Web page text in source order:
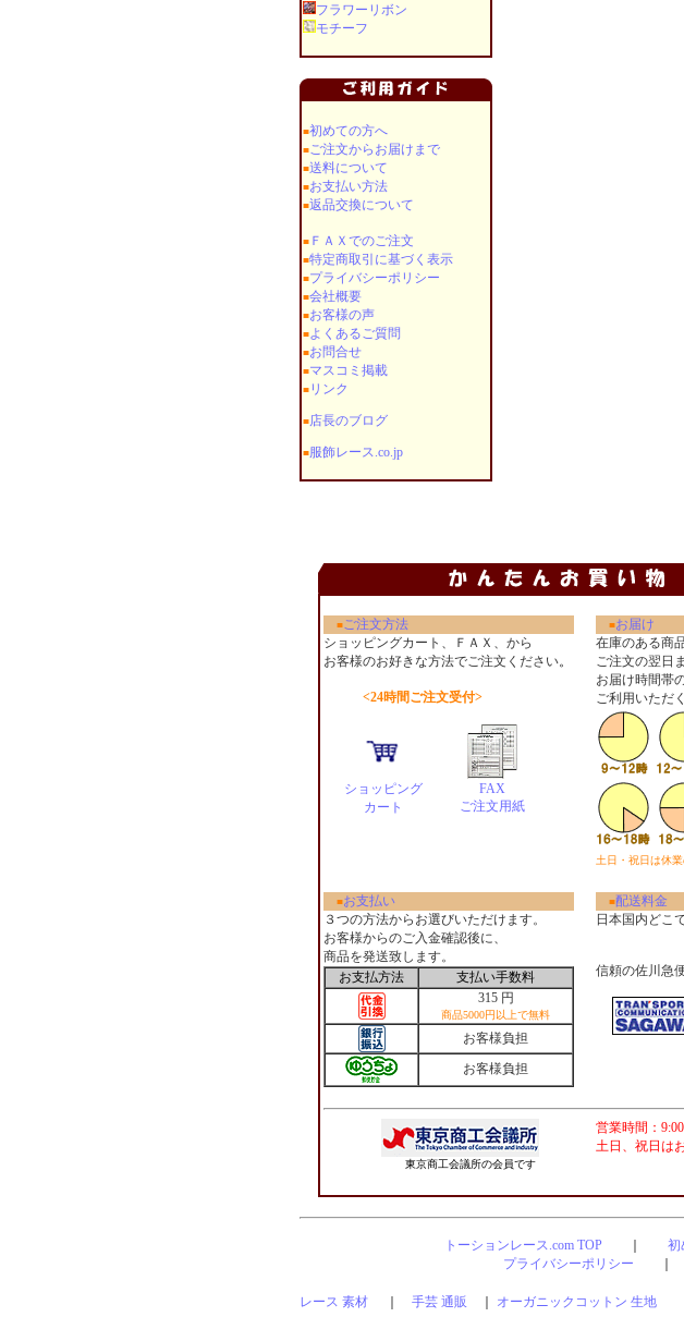
フラワーリボン
モチーフ
■初めての方へ
■ご注文からお届けまで
■送料について
■お支払い方法
■返品交換について
■ＦＡＸでのご注文
■特定商取引に基づく表示
■プライバシーポリシー
■会社概要
■お客様の声
■よくあるご質問
■お問合せ
■マスコミ掲載
■リンク
■店長のブログ
■服飾レース.co.jp
■ご注文方法 ■お届け
ショッピングカート、ＦＡＸ、から
お客様のお好きな方法でご注文ください。
<24時間ご注文受付>
ショッピング
カート
FAX
ご注文用紙
在庫のある商品
ご注文の翌日
お届け時間帯
ご利用いただ
土日・祝日は休
■お支払い
３つの方法からお選びいただけます。
お客様からのご入金確認後に、
商品を発送致します。
お支払方法
支払い手数料
315 円
商品5000円以上で無料
お客様負担
お客様負担
■配送料金
日本国内どこ
信頼の佐川急
東京商工会議所の会員です
営業時間：
土日、祝日は
トーションレース.com TOP 初
プライバシーポリシー
レース 素材 手芸 通販 オーガニックコットン 生地